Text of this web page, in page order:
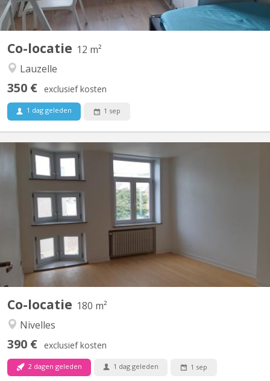
Co-locatie 12 m²
Lauzelle
350 € exclusief kosten
1 dag geleden 1 sep
Co-locatie 180 m²
Nivelles
390 € exclusief kosten
2 dagen geleden 1 dag geleden 1 sep
Uniquement pour étudiants : 3 chambres à louer dans grande
maison de 6 chambres, située à NIVELLES près de la Haute école
HE2B. Chaque chambre dispose d'un lavabo et la maison est
composée de 2 salles de bain et 1 salle de douche, d'une grande
cuisine et un grand living communs. La maison est...